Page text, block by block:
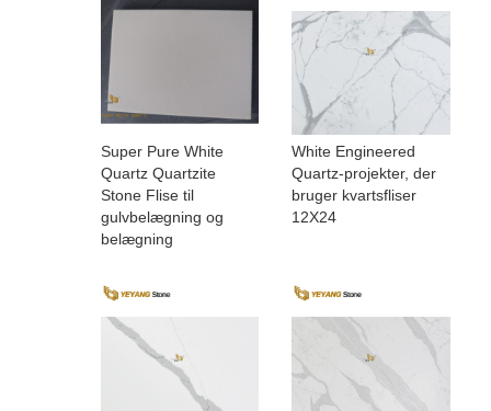
Super Pure White
Quartz Quartzite
Stone Flise til
gulvbelægning og
belægning
White Engineered
Quartz-projekter, der
bruger kvartsfliser
12X24